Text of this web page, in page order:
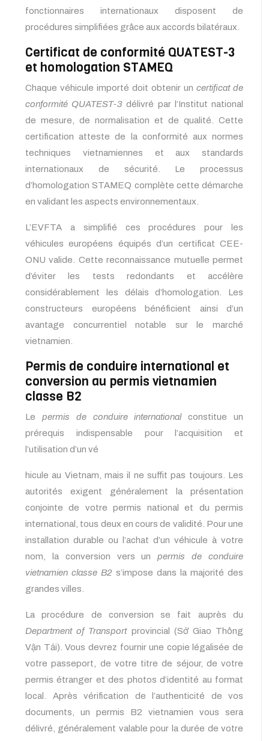
fonctionnaires internationaux disposent de
procédures simplifiées grâce aux accords bilatéraux.
Certificat de conformité QUATEST-3
et homologation STAMEQ
Chaque véhicule importé doit obtenir un certificat de
conformité QUATEST-3 délivré par l’Institut national
de mesure, de normalisation et de qualité. Cette
certification atteste de la conformité aux normes
techniques vietnamiennes et aux standards
internationaux de sécurité. Le processus
d’homologation STAMEQ complète cette démarche
en validant les aspects environnementaux.
L’EVFTA a simplifié ces procédures pour les
véhicules européens équipés d’un certificat CEE-
ONU valide. Cette reconnaissance mutuelle permet
d’éviter les tests redondants et accélère
considérablement les délais d’homologation. Les
constructeurs européens bénéficient ainsi d’un
avantage concurrentiel notable sur le marché
vietnamien.
Permis de conduire international et
conversion au permis vietnamien
classe B2
Le permis de conduire internationalconstitue un
prérequis indispensable pour l’acquisition et
l’utilisation d’un vé
hicule au Vietnam, mais il ne suffit pas toujours. Les
autorités exigent généralement la présentation
conjointe de votre permis national et du permis
international, tous deux en cours de validité. Pour une
installation durable ou l’achat d’un véhicule à votre
nom, la conversion vers unpermis de conduire
vietnamien classe B2 s’impose dans la majorité des
grandes villes.
La procédure de conversion se fait auprès du
Department of Transportprovincial (Sở Giao Thông
Vận Tải). Vous devrez fournir une copie légalisée de
votre passeport, de votre titre de séjour, de votre
permis étranger et des photos d’identité au format
local. Après vérification de l’authenticité de vos
documents, un permis B2 vietnamien vous sera
délivré, généralement valable pour la durée de votre